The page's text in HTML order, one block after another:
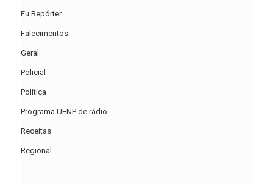
Eu Repórter
Falecimentos
Geral
Policial
Política
Programa UENP de rádio
Receitas
Regional